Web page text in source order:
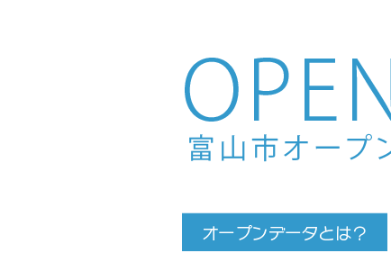
Skip to main content